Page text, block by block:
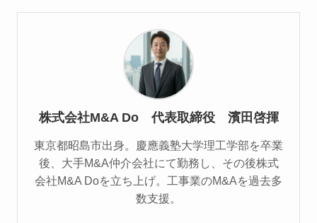
株式会社M&A Do 代表取締役 濱田啓揮
東京都昭島市出身。慶應義塾大学理工学部を卒業
後、大手M&A仲介会社にて勤務し、その後株式
会社M&A Doを立ち上げ。工事業のM&Aを過去多
数支援。